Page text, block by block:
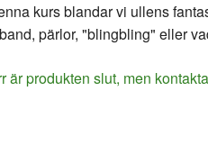
kurs blandar vi ullens
pärlor, "blingbling" eller
är produkten slut, men